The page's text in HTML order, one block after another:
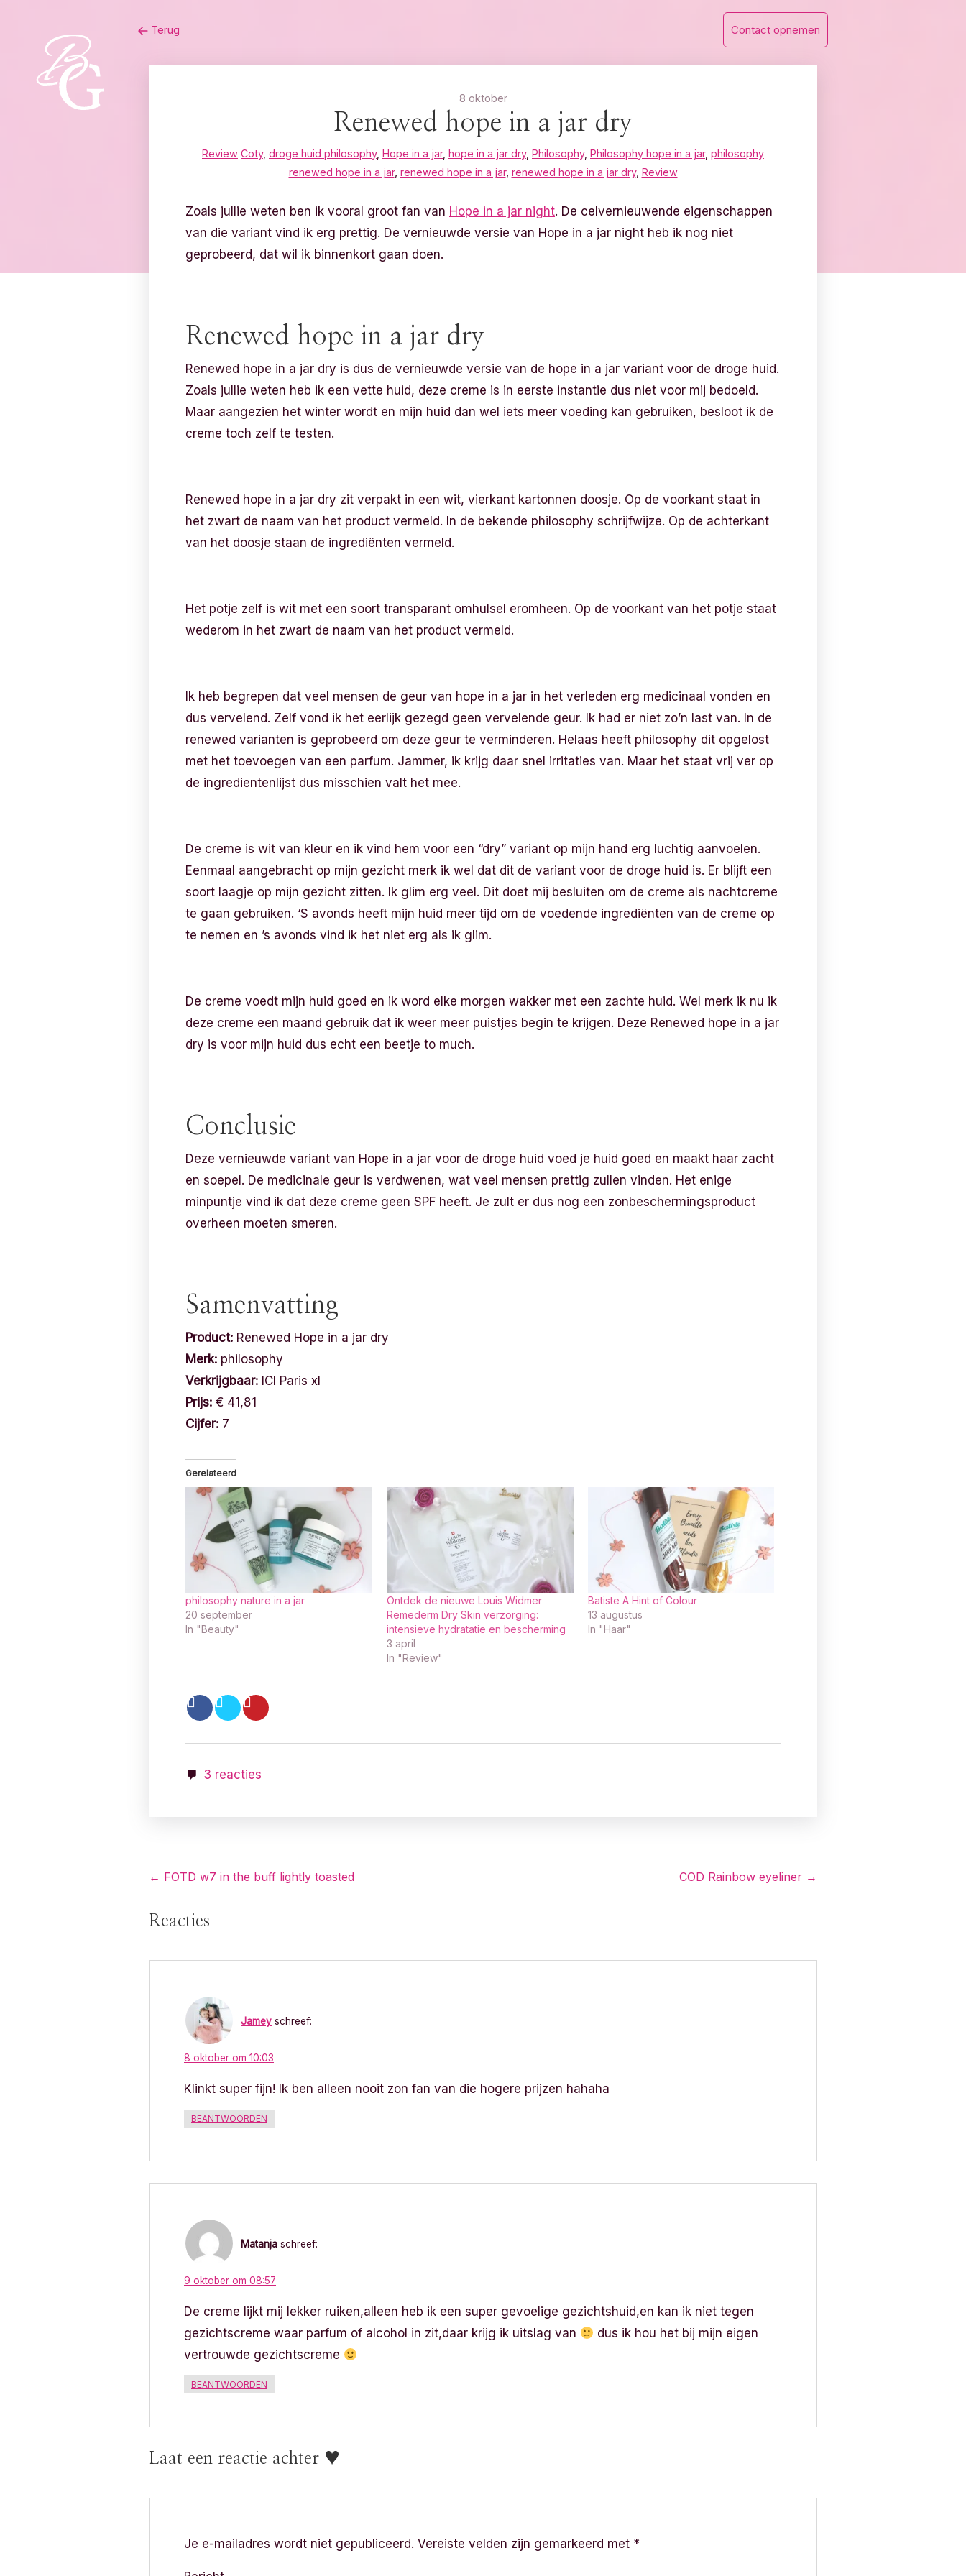
Terug Contact opnemen
8 oktober
Renewed hope in a jar dry
Review Coty, droge huid philosophy, Hope in a jar, hope in a jar dry, Philosophy, Philosophy hope in a jar, philosophy
renewed hope in a jar, renewed hope in a jar, renewed hope in a jar dry, Review
Zoals jullie weten ben ik vooral groot fan van Hope in a jar night. De celvernieuwende eigenschappen
van die variant vind ik erg prettig. De vernieuwde versie van Hope in a jar night heb ik nog niet
geprobeerd, dat wil ik binnenkort gaan doen.
Renewed hope in a jar dry
Renewed hope in a jar dry is dus de vernieuwde versie van de hope in a jar variant voor de droge huid.
Zoals jullie weten heb ik een vette huid, deze creme is in eerste instantie dus niet voor mij bedoeld.
Maar aangezien het winter wordt en mijn huid dan wel iets meer voeding kan gebruiken, besloot ik de
creme toch zelf te testen.
Renewed hope in a jar dry zit verpakt in een wit, vierkant kartonnen doosje. Op de voorkant staat in
het zwart de naam van het product vermeld. In de bekende philosophy schrijfwijze. Op de achterkant
van het doosje staan de ingrediënten vermeld.
Het potje zelf is wit met een soort transparant omhulsel eromheen. Op de voorkant van het potje staat
wederom in het zwart de naam van het product vermeld.
Ik heb begrepen dat veel mensen de geur van hope in a jar in het verleden erg medicinaal vonden en
dus vervelend. Zelf vond ik het eerlijk gezegd geen vervelende geur. Ik had er niet zo’n last van. In de
renewed varianten is geprobeerd om deze geur te verminderen. Helaas heeft philosophy dit opgelost
met het toevoegen van een parfum. Jammer, ik krijg daar snel irritaties van. Maar het staat vrij ver op
de ingredientenlijst dus misschien valt het mee.
De creme is wit van kleur en ik vind hem voor een “dry” variant op mijn hand erg luchtig aanvoelen.
Eenmaal aangebracht op mijn gezicht merk ik wel dat dit de variant voor de droge huid is. Er blijft een
soort laagje op mijn gezicht zitten. Ik glim erg veel. Dit doet mij besluiten om de creme als nachtcreme
te gaan gebruiken. ‘S avonds heeft mijn huid meer tijd om de voedende ingrediënten van de creme op
te nemen en ’s avonds vind ik het niet erg als ik glim.
De creme voedt mijn huid goed en ik word elke morgen wakker met een zachte huid. Wel merk ik nu ik
deze creme een maand gebruik dat ik weer meer puistjes begin te krijgen. Deze Renewed hope in a jar
dry is voor mijn huid dus echt een beetje to much.
Conclusie
Deze vernieuwde variant van Hope in a jar voor de droge huid voed je huid goed en maakt haar zacht
en soepel. De medicinale geur is verdwenen, wat veel mensen prettig zullen vinden. Het enige
minpuntje vind ik dat deze creme geen SPF heeft. Je zult er dus nog een zonbeschermingsproduct
overheen moeten smeren.
Samenvatting
Product: Renewed Hope in a jar dry
Merk: philosophy
Verkrijgbaar: ICI Paris xl
Prijs: € 41,81
Cijfer: 7
Gerelateerd
philosophy nature in a jar
20 september
In "Beauty"
Ontdek de nieuwe Louis Widmer
Remederm Dry Skin verzorging:
intensieve hydratatie en bescherming
3 april
In "Review"
Batiste A Hint of Colour
13 augustus
In "Haar"
3 reacties
B
e
v
i
← FOTD w7 in the buff lightly toasted COD Rainbow eyeliner →
Reacties
Jamey schreef:
8 oktober om 10:03
Klinkt super fijn! Ik ben alleen nooit zon fan van die hogere prijzen hahaha
BEANTWOORDEN
Matanja schreef:
9 oktober om 08:57
De creme lijkt mij lekker ruiken,alleen heb ik een super gevoelige gezichtshuid,en kan ik niet tegen
gezichtscreme waar parfum of alcohol in zit,daar krijg ik uitslag van
dus ik hou het bij mijn eigen
vertrouwde gezichtscreme
BEANTWOORDEN
Laat een reactie achter ♥
Je e-mailadres wordt niet gepubliceerd. Vereiste velden zijn gemarkeerd met *